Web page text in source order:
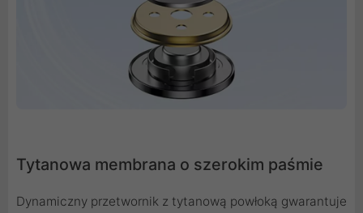
Tytanowa membrana o szerokim paśmie
Dynamiczny przetwornik z tytanową powłoką gwarantuje